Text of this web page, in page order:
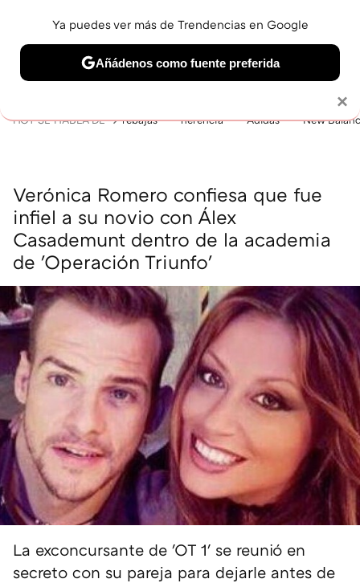
BELLEZA SHOPPING VIAJES GASTRO SNEAKERS
HOY SE HABLA DE rebajas herencia Adidas New
Verónica Romero confiesa que fue
infiel a su novio con Álex
Casademunt dentro de la academia
de 'Operación Triunfo'
La exconcursante de 'OT 1' se reunió en
secreto con su pareja para dejarle antes de
×
Ya puedes ver más de Trendencias en Google
Añádenos como fuente preferida